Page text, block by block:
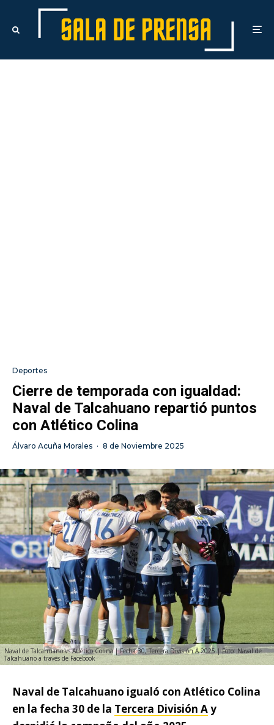
Deportes
Cierre de temporada con igualdad:
Naval de Talcahuano repartió puntos
con Atlético Colina
Álvaro Acuña Morales · 8 de Noviembre 2025
Naval de Talcahuano vs Atlético Colina | Fecha 30, Tercera División A 2025 | Foto: Naval de
Talcahuano a través de Facebook
Naval de Talcahuano igualó con Atlético Colina
en la fecha 30 de la Tercera División Ay